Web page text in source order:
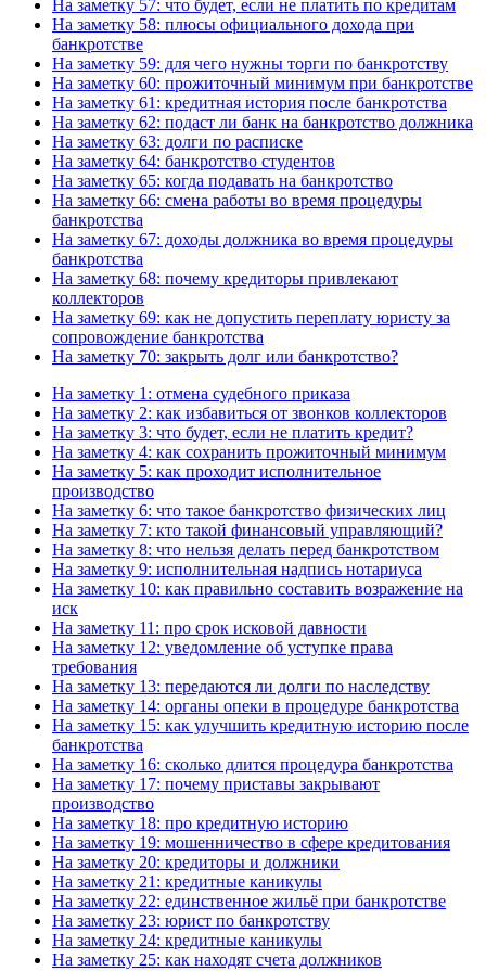
На заметку 57: что будет, если не платить по кредитам
На заметку 58: плюсы официального дохода при
банкротстве
На заметку 59: для чего нужны торги по банкротству
На заметку 60: прожиточный минимум при банкротстве
На заметку 61: кредитная история после банкротства
На заметку 62: подаст ли банк на банкротство должника
На заметку 63: долги по расписке
На заметку 64: банкротство студентов
На заметку 65: когда подавать на банкротство
На заметку 66: смена работы во время процедуры
банкротства
На заметку 67: доходы должника во время процедуры
банкротства
На заметку 68: почему кредиторы привлекают
коллекторов
На заметку 69: как не допустить переплату юристу за
сопровождение банкротства
На заметку 70: закрыть долг или банкротство?
На заметку 1: отмена судебного приказа
На заметку 2: как избавиться от звонков коллекторов
На заметку 3: что будет, если не платить кредит?
На заметку 4: как сохранить прожиточный минимум
На заметку 5: как проходит исполнительное
производство
На заметку 6: что такое банкротство физических лиц
На заметку 7: кто такой финансовый управляющий?
На заметку 8: что нельзя делать перед банкротством
На заметку 9: исполнительная надпись нотариуса
На заметку 10: как правильно составить возражение на
иск
На заметку 11: про срок исковой давности
На заметку 12: уведомление об уступке права
требования
На заметку 13: передаются ли долги по наследству
На заметку 14: органы опеки в процедуре банкротства
На заметку 15: как улучшить кредитную историю после
банкротства
На заметку 16: сколько длится процедура банкротства
На заметку 17: почему приставы закрывают
производство
На заметку 18: про кредитную историю
На заметку 19: мошенничество в сфере кредитования
На заметку 20: кредиторы и должники
На заметку 21: кредитные каникулы
На заметку 22: единственное жильё при банкротстве
На заметку 23: юрист по банкротству
На заметку 24: кредитные каникулы
На заметку 25: как находят счета должников